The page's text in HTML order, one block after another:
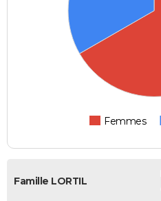
Femmes
Famille LORTIL